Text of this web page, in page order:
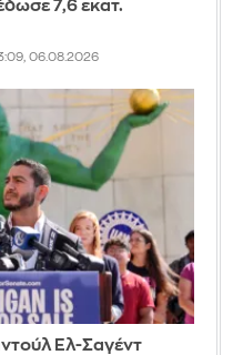
7,6 εκατ.
06.08.2026
Ελ-Σαγέντ